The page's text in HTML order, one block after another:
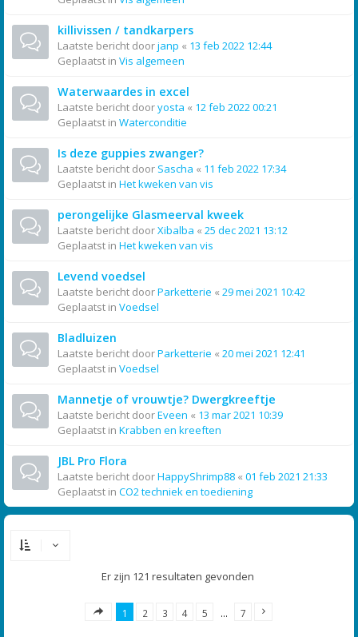
killivissen / tandkarpers
Laatste bericht doorjanp « 13 feb 2022 12:44
Geplaatst in Vis algemeen
Waterwaardes in excel
Laatste bericht dooryosta « 12 feb 2022 00:21
Geplaatst in Waterconditie
Is deze guppies zwanger?
Laatste bericht door Sascha « 11 feb 2022 17:34
Geplaatst in Het kweken van vis
perongelijke Glasmeerval kweek
Laatste bericht doorXibalba « 25 dec 2021 13:12
Geplaatst in Het kweken van vis
Levend voedsel
Laatste bericht doorParketterie « 29 mei 2021 10:42
Geplaatst in Voedsel
Bladluizen
Laatste bericht doorParketterie « 20 mei 2021 12:41
Geplaatst in Voedsel
Mannetje of vrouwtje? Dwergkreeftje
Laatste bericht doorEveen « 13 mar 2021 10:39
Geplaatst in Krabben en kreeften
JBL Pro Flora
Laatste bericht doorHappyShrimp88 « 01 feb 2021 21:33
Geplaatst in CO2 techniek en toediening
Er zijn 121 resultaten gevonden
1 2 3 4 5 … 7